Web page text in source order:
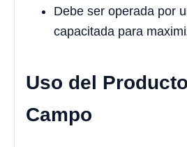
Debe ser operada por
capacitada para
Uso del
Campo